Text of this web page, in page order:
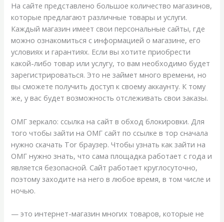
На сайте представлено большое количество магазинов,
которые предлагают различные товары и услуги.
Каждый магазин имеет свои персональные сайты, где
можно ознакомиться с информацией о магазине, его
условиях и гарантиях. Если вы хотите приобрести
какой-либо товар или услугу, то вам необходимо будет
зарегистрироваться. Это не займет много времени, но
вы сможете получить доступ к своему аккаунту. К тому
же, у вас будет возможность отслеживать свои заказы.
ОМГ зеркало: ссылка на сайт в обход блокировки. Для
того чтобы зайти на ОМГ сайт по ссылке в тор сначала
нужно скачать Tor браузер. Чтобы узнать как зайти на
ОМГ нужно знать, что сама площадка работает с года и
является безопасной. Сайт работает круглосуточно,
поэтому заходите на него в любое время, в том числе и
ночью.
— это интернет-магазин многих товаров, которые не